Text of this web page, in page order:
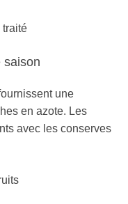
traité
saison
une
en azote. Les
avec les conserves